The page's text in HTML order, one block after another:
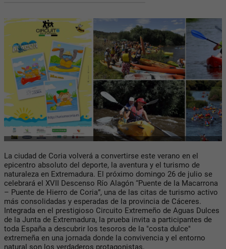
La ciudad de Coria volverá a convertirse este verano en el
epicentro absoluto del deporte, la aventura y el turismo de
naturaleza en Extremadura. El próximo domingo 26 de julio se
celebrará el XVII Descenso Río Alagón “Puente de la Macarrona
– Puente de Hierro de Coria”, una de las citas de turismo activo
más consolidadas y esperadas de la provincia de Cáceres.
Integrada en el prestigioso Circuito Extremeño de Aguas Dulces
de la Junta de Extremadura, la prueba invita a participantes de
toda España a descubrir los tesoros de la "costa dulce"
extremeña en una jornada donde la convivencia y el entorno
natural son los verdaderos protagonistas.